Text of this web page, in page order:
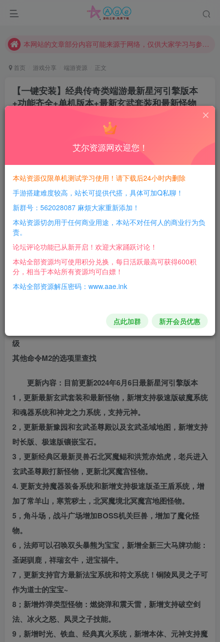
请勿相信任何评论区广告！以免上当受骗！
本站评论功能已从新开启！欢迎大家踊跃讨论！（用户每日活跃可得积分数量增加至600，加速获得更多免费资源！）
现在赞助会员享受专属折扣，详情点击此条公告。
首页 游戏分享 端游资源 正文
【一键安装】经典传奇类端游最新星河引擎版本
+功能齐全+单机版本+最新玄武套装和最新怪物
每日活跃最高可获得600积分！所有资源可以使用
积分免费兑换！
游戏介绍：
游戏说明：此引擎为星河最新引擎，用细解压至D盘，
其他盘请重新配置启动器更改服务端路径。
GM命令：@MAKE 物品名称 数量 @go 地图号 @level 等
级
其他命令M2的选项里查找
更新内容：目前更新2024年6月6日最新星河引擎版本
1，更新最新玄武套装和最新怪物，新增支持极速版破魔系统
和魂器系统和神龙之力系统，支持元神。
2，更新最新豫园和玄武圣尊殿以及玄武圣域地图，新增支持
时长版、极速版镶嵌宝石。
3，更新经典区最新灵兽石北冥魔鲲和洪荒赤焰虎，老兵进入
玄武圣尊殿打新怪物，更新北冥魔宫怪物。
4. 更新支持魔器装备系统和新增支持极速版圣王盾系统，增
加了常羊山，寒荒秽土，北冥魔境北冥魔宫地图怪物。
5，角斗场，战斗广场增加BOSS机关巨兽，增加了魔化怪
物。
6，法师可以召唤双头暴熊为宝宝，新增全新三大马牌功能：
圣诞驯鹿，祥瑞玄牛，进宝福牛。
7，更新支持官方最新法宝系统和符文系统！铜陵凤灵之子可
作为道士的宝宝~
8；新增炸弹类型怪物：燃烧弹和震天雷，新增支持破空剑
法、冰火之怒、凤灵之子技能。
9，新增时光、铁血、经典真火系统，新增本体、元神支持魔
艾尔资源网欢迎您！
本站资源仅限单机测试学习使用！请下载后24小时内删除
手游搭建难度较高，站长可提供代搭，具体可加Q私聊！
新群号：562028087 麻烦大家重新添加！
本站资源切勿用于任何商业用途，本站不对任何人的商业行为负
责。
论坛评论功能已从新开启！欢迎大家踊跃讨论！
本站全部资源均可使用积分兑换，每日活跃最高可获得600积
分，相当于本站所有资源均可白嫖！
本站全部资源解压密码：www.aae.ink
点此加群 新开会员优惠